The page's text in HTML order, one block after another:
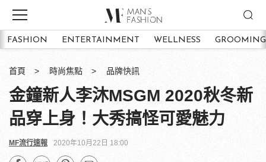
FASHION ENTERTAINMENT WELLNESS GROOMING
首頁 時尚焦點 品牌快訊
金鐘新人李沐MSGM 2020秋冬新
品穿上身！大秀搞怪可愛魅力
MF流行速報 2020年10月22日 18:00